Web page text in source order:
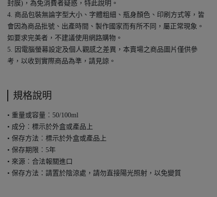
封膜)，為免消費者疑惑，特此說明。
4. 商品包裝無論字型大小、字體粗細、瓶身顏色、印刷方式等，皆
會因為商品批號、出產時間、製作國家而有所不同，屬正常現象。
如要求完美者，不建議使用網路購物。
5. 因電腦螢幕設定及個人觀感之差異，本賣場之商品圖片僅供參
考，以收到實際商品為準，請見諒。
規格說明
• 重量或容量︰50/100ml
• 成分︰標示於外盒或產品上
• 保存方法︰標示於外盒或產品上
• 保存期限︰5年
• 來源︰合法報關進口
• 保存方法：請置於陰涼處，請勿直接陽光照射，以免變質